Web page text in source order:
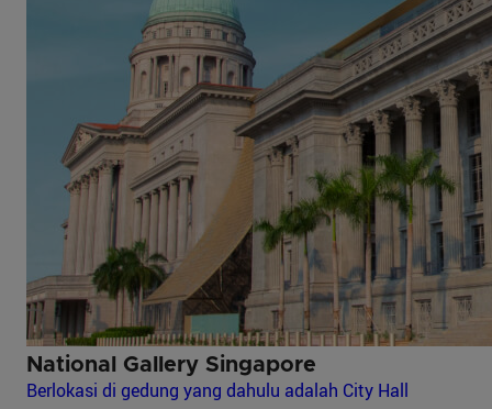
National Gallery Singapore
Berlokasi di gedung yang dahulu adalah City Hall